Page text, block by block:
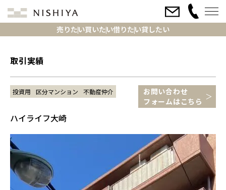
売りたい買いたい借りたい貸したい
取引実績
投資用 区分マンション 不動産仲介
お問い合わせ
フォームはこちら
ハイライフ大崎